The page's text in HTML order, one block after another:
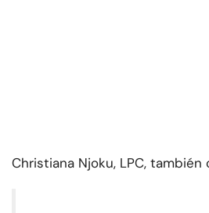
Christiana Njoku, LPC, también